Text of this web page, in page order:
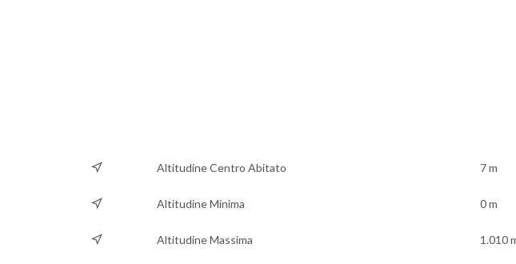
Altitudine Centro Abitato 7 m
Altitudine Minima 0 m
Altitudine Massima 1.010